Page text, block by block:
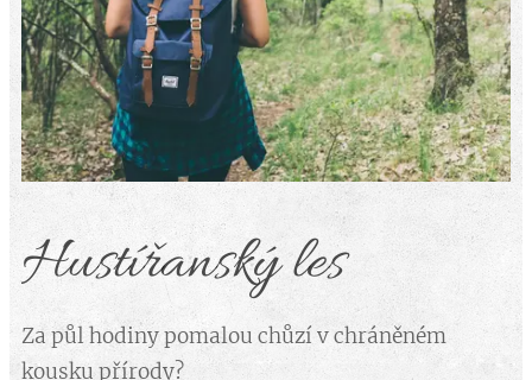
Hustířanský les
Za půl hodiny pomalou chůzí v chráněném
kousku přírody?